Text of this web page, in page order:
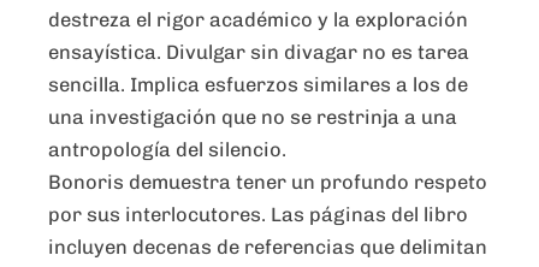
destreza el rigor académico y la exploración
ensayística. Divulgar sin divagar no es tarea
sencilla. Implica esfuerzos similares a los de
una investigación que no se restrinja a una
antropología del silencio.
Bonoris demuestra tener un profundo respeto
por sus interlocutores. Las páginas del libro
incluyen decenas de referencias que delimitan